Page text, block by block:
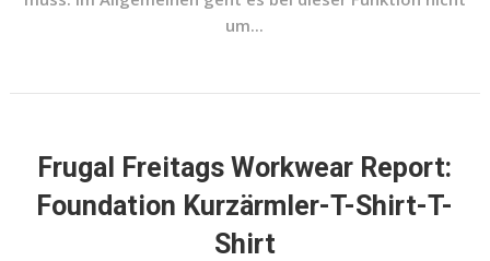
um...
Frugal Freitags Workwear Report:
Foundation Kurzärmler-T-Shirt-T-
Shirt